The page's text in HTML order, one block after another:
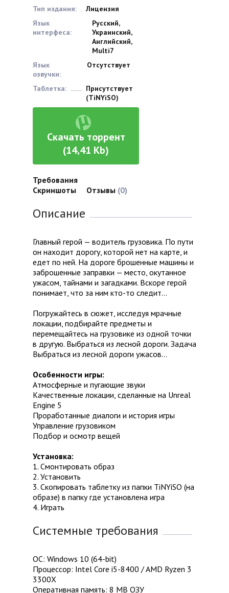
Тип издания:
Лицензия
Язык
интерфеса:
Русский,
Украинский,
Английский,
Multi7
Язык
озвучки:
Отсутствует
Таблетка:
Присутствует
(TiNYiSO)
Скачать торрент
(14,41 Kb)
Требования
Скриншоты
Отзывы (0)
Описание
Главный герой — водитель грузовика. По пути
он находит дорогу, которой нет на карте, и
едет по ней. На дороге брошенные машины и
заброшенные заправки — место, окутанное
ужасом, тайнами и загадками. Вскоре герой
понимает, что за ним кто-то следит...
Погружайтесь в сюжет, исследуя мрачные
локации, подбирайте предметы и
перемещайтесь на грузовике из одной точки
в другую. Выбраться из лесной дороги. Задача
Выбраться из лесной дороги ужасов...
Особенности игры:
Атмосферные и пугающие звуки
Качественные локации, сделанные на Unreal
Engine 5
Проработанные диалоги и история игры
Управление грузовиком
Подбор и осмотр вещей
Установка:
1. Смонтировать образ
2. Установить
3. Скопировать таблетку из папки TiNYiSO (на
образе) в папку где установлена игра
4. Играть
Системные требования
ОС: Windows 10 (64-bit)
Процессор: Intel Core i5-8400 / AMD Ryzen 3
3300X
Оперативная память: 8 MB ОЗУ